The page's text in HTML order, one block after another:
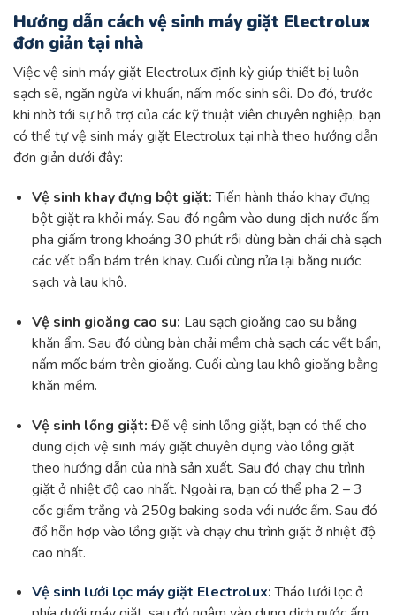
Hướng dẫn cách vệ sinh máy giặt Electrolux
đơn giản tại nhà
Việc vệ sinh máy giặt Electrolux định kỳ giúp thiết bị luôn
sạch sẽ, ngăn ngừa vi khuẩn, nấm mốc sinh sôi. Do đó, trước
khi nhờ tới sự hỗ trợ của các kỹ thuật viên chuyên nghiệp, bạn
có thể tự vệ sinh máy giặt Electrolux tại nhà theo hướng dẫn
đơn giản dưới đây:
Vệ sinh khay đựng bột giặt:Tiến hành tháo khay đựng
bột giặt ra khỏi máy. Sau đó ngâm vào dung dịch nước ấm
pha giấm trong khoảng 30 phút rồi dùng bàn chải chà sạch
các vết bẩn bám trên khay. Cuối cùng rửa lại bằng nước
sạch và lau khô.
Vệ sinh gioăng cao su: Lau sạch gioăng cao su bằng
khăn ẩm. Sau đó dùng bàn chải mềm chà sạch các vết bẩn,
nấm mốc bám trên gioăng. Cuối cùng lau khô gioăng bằng
khăn mềm.
Vệ sinh lồng giặt: Để vệ sinh lồng giặt, bạn có thể cho
dung dịch vệ sinh máy giặt chuyên dụng vào lồng giặt
theo hướng dẫn của nhà sản xuất. Sau đó chạy chu trình
giặt ở nhiệt độ cao nhất. Ngoài ra, bạn có thể pha 2 – 3
cốc giấm trắng và 250g baking soda với nước ấm. Sau đó
đổ hỗn hợp vào lồng giặt và chạy chu trình giặt ở nhiệt độ
cao nhất.
Vệ sinh lưới lọc máy giặt Electrolux:Tháo lưới lọc ở